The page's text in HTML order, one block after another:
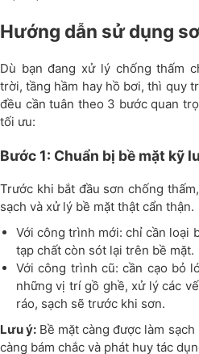
Hướng dẫn sử dụng
Dù bạn đang xử lý chống thấm
trời, tầng hầm hay hồ bơi, thì quy
đều cần tuân theo 3 bước quan
tối ưu:
Bước 1: Chuẩn bị bề mặt kỹ
Trước khi bắt đầu sơn chống
sạch và xử lý bề mặt thật cẩn thận.
Với công trình mới: chỉ cần loại
tạp chất còn sót lại trên bề mặt.
Với công trình cũ: cần cạo bỏ
những vị trí gồ ghề, xử lý các
ráo, sạch sẽ trước khi sơn.
Lưu ý: Bề mặt càng được làm
càng bám chắc và phát huy tác